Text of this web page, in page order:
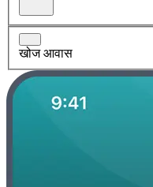
खोज आवास